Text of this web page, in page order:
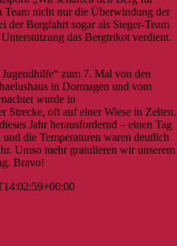
Team nicht nur die Überwindung der
der Bergfahrt sogar als Sieger-Team
das Bergtrikot verdient.
zum 7. Mal von den
in Dormagen und vom
wurde in
Strecke, oft auf einer Wiese in Zelten.
Jahr herausfordernd – einen Tag
die Temperaturen waren deutlich
Umso mehr gratulieren wir unserem
Bravo!